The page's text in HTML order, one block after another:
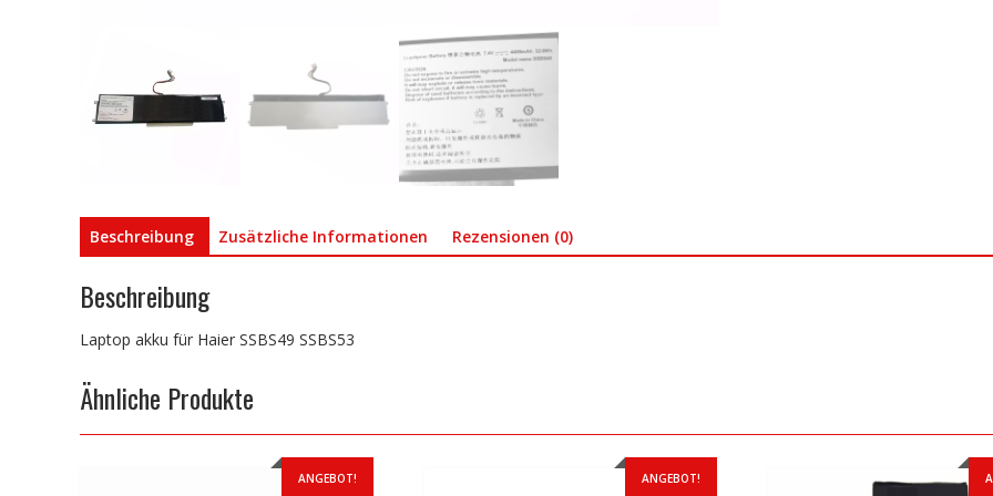
Beschreibung Zusätzliche Informationen Rezensionen (0)
Beschreibung
Laptop akku für Haier SSBS49 SSBS53
Ähnliche Produkte
ANGEBOT! ANGEBOT!